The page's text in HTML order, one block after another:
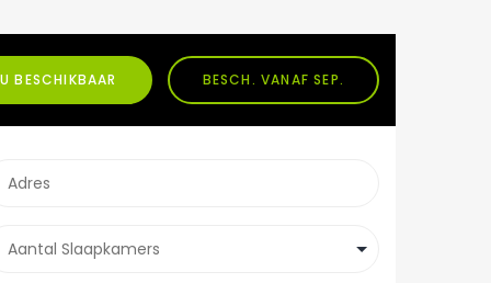
BESCHIKBAAR BESCH. VANAF SEP.